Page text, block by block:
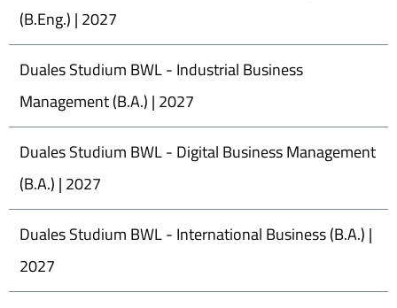
(B.Eng.) | 2027
Duales Studium BWL - Industrial Business
Management (B.A.) | 2027
Duales Studium BWL - Digital Business Management
(B.A.) | 2027
Duales Studium BWL - International Business (B.A.) |
2027